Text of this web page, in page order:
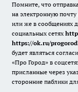
Помните, что
на электронную
или же в сообщениях
социальных сетях
https://ok.ru/
будет являться
«Про Город» в
присланные через
сторонние паблики